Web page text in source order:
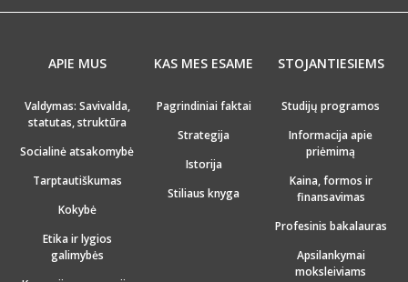
APIE MUS
Valdymas: Savivalda,
statutas, struktūra
Socialinė atsakomybė
Tarptautiškumas
Kokybė
Etika ir lygios
galimybės
KAS MES ESAME
Pagrindiniai faktai
Strategija
Istorija
Stiliaus knyga
STOJANTIESIEMS
Studijų programos
Informacija apie
priėmimą
Kaina, formos ir
finansavimas
Profesinis bakalauras
Apsilankymai
moksleiviams